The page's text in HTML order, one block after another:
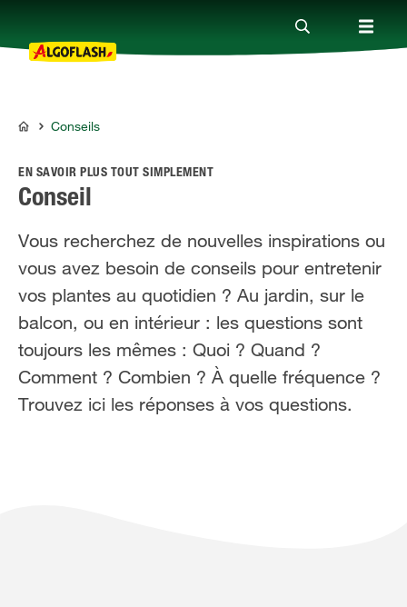
Nos produits
Conseils
Thèmes
Qui sommes-nous ?
Promotions
ALGOFLASH
Conseils
EN SAVOIR PLUS TOUT SIMPLEMENT
Conseil
Vous recherchez de nouvelles inspirations ou
vous avez besoin de conseils pour entretenir
vos plantes au quotidien ? Au jardin, sur le
balcon, ou en intérieur : les questions sont
toujours les mêmes : Quoi ? Quand ?
Comment ? Combien ? À quelle fréquence ?
Trouvez ici les réponses à vos questions.